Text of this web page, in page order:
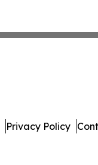
Privacy Policy